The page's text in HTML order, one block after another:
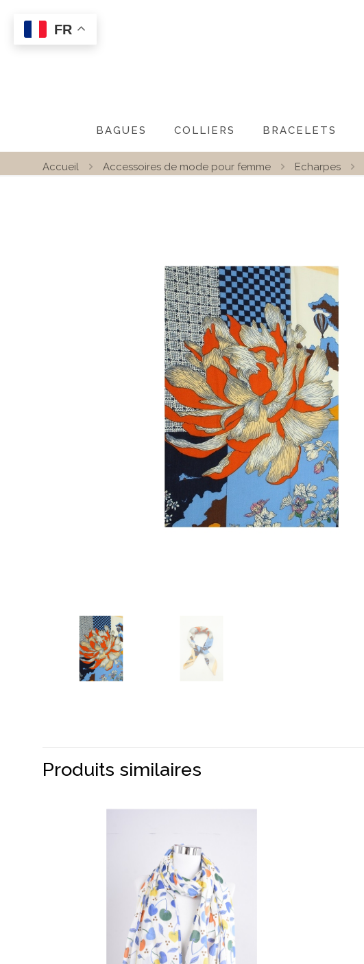
BAGUES COLLIERS BRACELETS
Accueil Accessoires de mode pour femme Echarpes
Produits similaires
FR